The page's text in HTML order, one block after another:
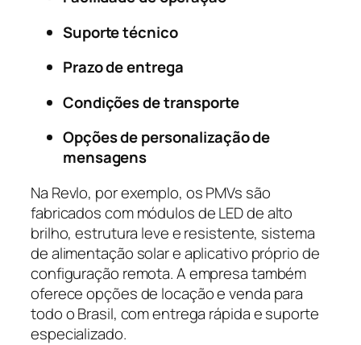
Suporte técnico
Prazo de entrega
Condições de transporte
Opções de personalização de
mensagens
Na Revlo, por exemplo, os PMVs são
fabricados com módulos de LED de alto
brilho, estrutura leve e resistente, sistema
de alimentação solar e aplicativo próprio de
configuração remota. A empresa também
oferece opções de locação e venda para
todo o Brasil, com entrega rápida e suporte
especializado.